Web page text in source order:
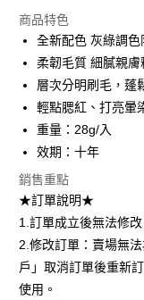
悠遊付
Google Pay
全盈+PAY
AFTEE先享後付
【關於「AFTEE先享後
AFTEE先享後付是「在
便利好安心！
１．簡單：不需註冊會
２．便利：只要手機號
３．安心：先確認商品
【「AFTEE先享後付」
１．於結帳方式選擇「
ATM付款
運送方式
全家取貨付款
每筆NT$80，滿
商品特色
全新配色 灰綠調色
柔韌毛質 細膩親膚
層次分明刷毛，蓬
輕點腮紅、打亮暈
重量：28g/入
效期：十年
銷售重點
★訂單說明★
1.訂單成立後無法修
2.修改訂單：賣場無
戶」取消訂單後重新
使用。